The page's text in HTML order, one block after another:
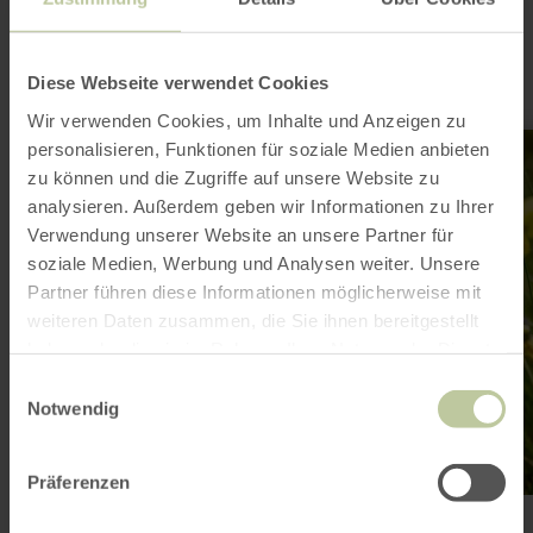
Diese Webseite verwendet Cookies
Wir verwenden Cookies, um Inhalte und Anzeigen zu
personalisieren, Funktionen für soziale Medien anbieten
zu können und die Zugriffe auf unsere Website zu
analysieren. Außerdem geben wir Informationen zu Ihrer
Verwendung unserer Website an unsere Partner für
soziale Medien, Werbung und Analysen weiter. Unsere
Partner führen diese Informationen möglicherweise mit
weiteren Daten zusammen, die Sie ihnen bereitgestellt
Notwendig
Präferenzen
sein
erfahren
zu: